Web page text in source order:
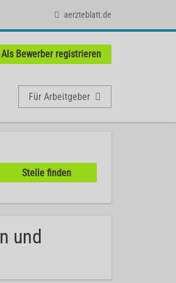
aerzteblatt.de
Als Bewerber registrieren
Für Arbeitgeber
und